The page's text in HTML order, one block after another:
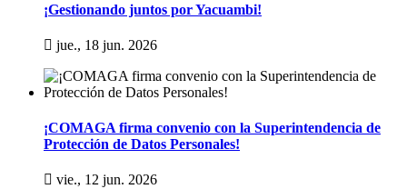
¡Gestionando juntos por Yacuambi!
jue., 18 jun. 2026
¡COMAGA firma convenio con la Superintendencia de
Protección de Datos Personales!
vie., 12 jun. 2026